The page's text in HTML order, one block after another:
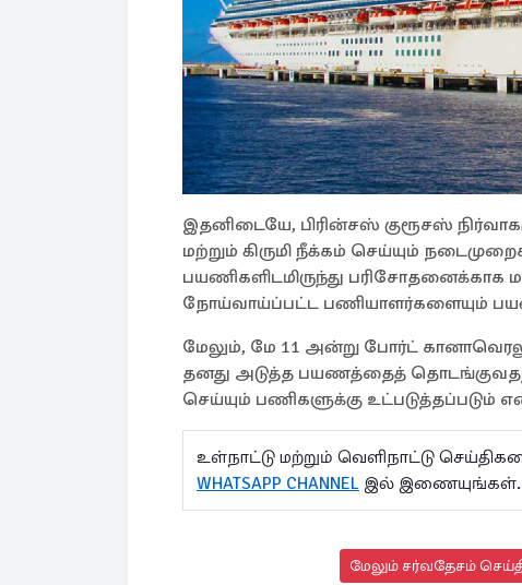
இதனிடையே, பிரின்சஸ் குரூசஸ்
மற்றும் கிருமி நீக்கம் செய்யும்
பயணிகளிடமிருந்து பரிசோதனைக்காக
நோய்வாய்ப்பட்ட பணியாளர்களையும்
மேலும், மே 11 அன்று போர்ட்
தனது அடுத்த பயணத்தைத்
செய்யும் பணிகளுக்கு உட்படுத்தப்படும்
உள்நாட்டு மற்றும் வெளிநாட்டு
WHATSAPP CHANNEL இல் இணையுங்கள்.
மேலும் சர்வதேசம்